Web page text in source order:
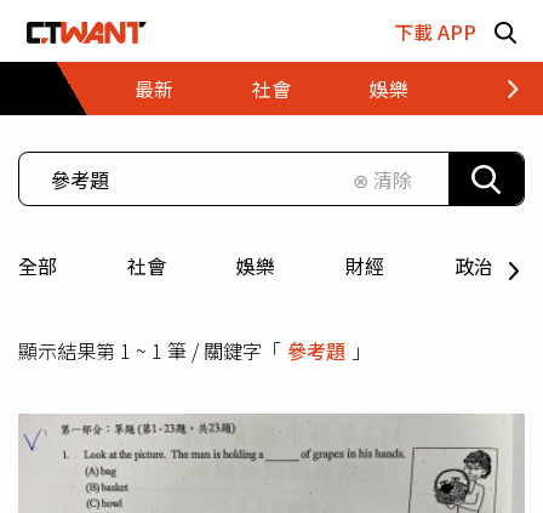
下載 APP
最新
社會 娛樂 財經
⊗ 清除
全部 社會 娛樂 財經 政治
顯示結果第 1 ~ 1 筆 / 關鍵字「 參考題 」